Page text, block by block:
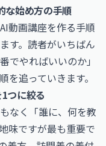
な始め方の手順
動画講座を作る手順
す。読者がいちばん
でやればいいのか」
追っていきます。
つに絞る
なく「誰に、何を教
味ですが最も重要で